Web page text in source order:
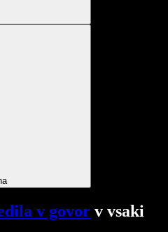
v govor v vsaki